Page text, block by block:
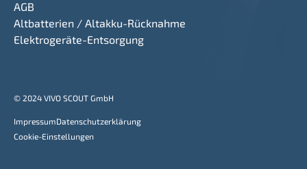
AGB
Altbatterien / Altakku-Rücknahme
Elektrogeräte-Entsorgung
© 2024 VIVO SCOUT GmbH
ImpressumDatenschutzerklärung
Cookie-Einstellungen